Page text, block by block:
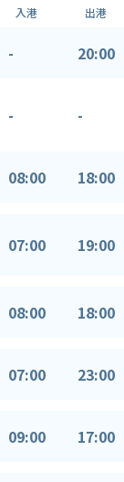
入港 出港
- 20:00
- -
08:00 18:00
07:00 19:00
08:00 18:00
07:00 23:00
09:00 17:00